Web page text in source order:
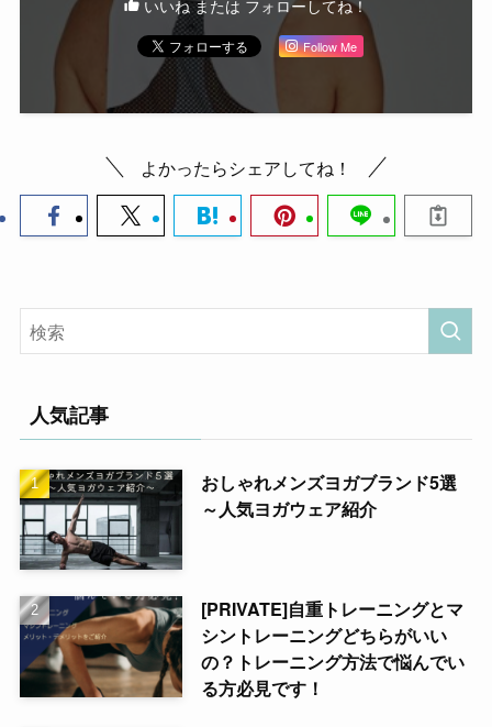
いいね または フォローしてね！
Follow Me
よかったらシェアしてね！
人気記事
おしゃれメンズヨガブランド5選
～人気ヨガウェア紹介
[PRIVATE]自重トレーニングとマ
シントレーニングどちらがいい
の？トレーニング方法で悩んでい
る方必見です！